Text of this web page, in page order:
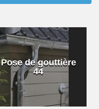
Pose de gouttière
44